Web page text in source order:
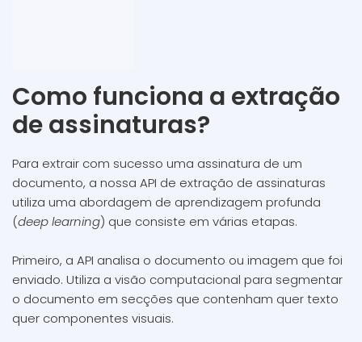
Como funciona a extração
de assinaturas?
Para extrair com sucesso uma assinatura de um
documento, a nossa API de extração de assinaturas
utiliza uma abordagem de aprendizagem profunda
(deep learning) que consiste em várias etapas.
Primeiro, a API analisa o documento ou imagem que foi
enviado. Utiliza a visão computacional para segmentar
o documento em secções que contenham quer texto
quer componentes visuais.